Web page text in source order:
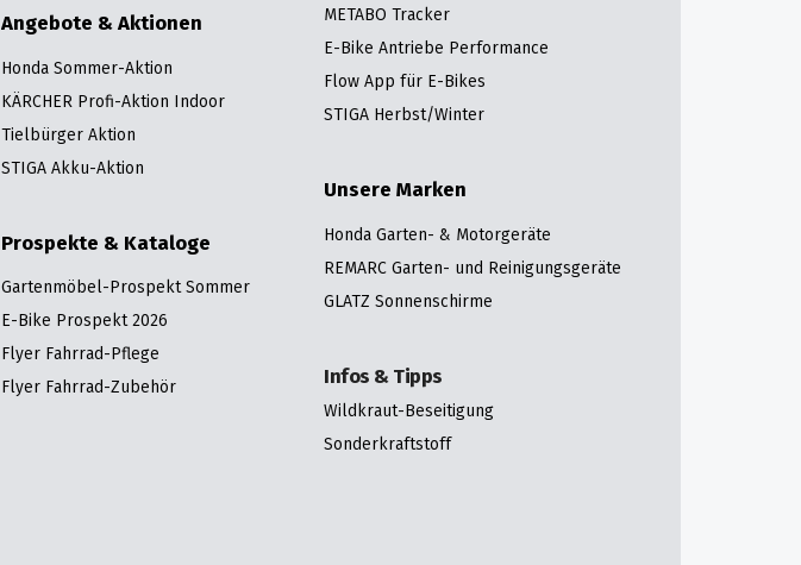
Angebote & Aktionen
Honda Sommer-Aktion
KÄRCHER Profi-Aktion Indoor
Tielbürger Aktion
STIGA Akku-Aktion
Prospekte & Kataloge
Gartenmöbel-Prospekt Sommer
E-Bike Prospekt 2026
Flyer Fahrrad-Pflege
Flyer Fahrrad-Zubehör
METABO Tracker
E-Bike Antriebe Performance
Flow App für E-Bikes
STIGA Herbst/Winter
Unsere Marken
Honda Garten- & Motorgeräte
REMARC Garten- und Reinigungsgeräte
GLATZ Sonnenschirme
Infos & Tipps
Wildkraut-Beseitigung
Sonderkraftstoff